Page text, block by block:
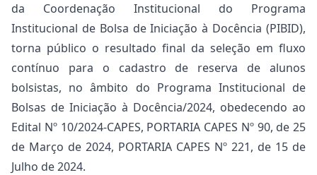
da Coordenação Institucional do Programa
Institucional de Bolsa de Iniciação à Docência (PIBID),
torna público o resultado final da seleção em fluxo
contínuo para o cadastro de reserva de alunos
bolsistas, no âmbito do Programa Institucional de
Bolsas de Iniciação à Docência/2024, obedecendo ao
Edital Nº 10/2024-CAPES, PORTARIA CAPES Nº 90, de 25
de Março de 2024, PORTARIA CAPES Nº 221, de 15 de
Julho de 2024.